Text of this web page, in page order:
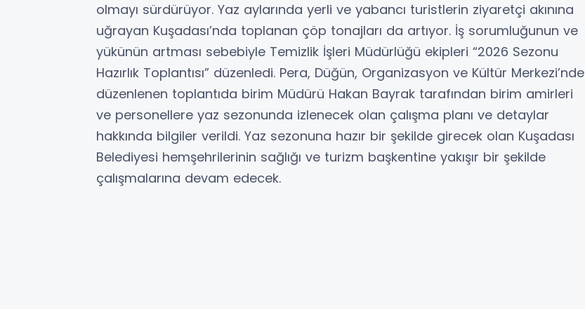
olmayı sürdürüyor. Yaz aylarında yerli ve yabancı turistlerin ziyaretçi akınına
uğrayan Kuşadası’nda toplanan çöp tonajları da artıyor. İş sorumluğunun ve
yükünün artması sebebiyle Temizlik İşleri Müdürlüğü ekipleri “2026 Sezonu
Hazırlık Toplantısı” düzenledi. Pera, Düğün, Organizasyon ve Kültür Merkezi’nde
düzenlenen toplantıda birim Müdürü Hakan Bayrak tarafından birim amirleri
ve personellere yaz sezonunda izlenecek olan çalışma planı ve detaylar
hakkında bilgiler verildi. Yaz sezonuna hazır bir şekilde girecek olan Kuşadası
Belediyesi hemşehrilerinin sağlığı ve turizm başkentine yakışır bir şekilde
çalışmalarına devam edecek.